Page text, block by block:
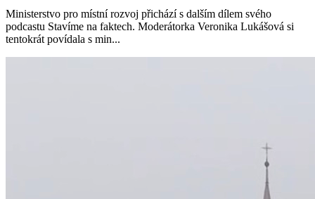
Ministerstvo pro místní rozvoj přichází s dalším dílem svého
podcastu Stavíme na faktech. Moderátorka Veronika Lukášová si
tentokrát povídala s min...